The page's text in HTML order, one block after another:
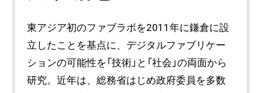
東アジア初のファブラボを2011年に鎌倉に設
立したことを基点に、デジタルファブリケー
ションの可能性を「技術」と「社会」の両面から
研究。近年は、総務省はじめ政府委員を多数